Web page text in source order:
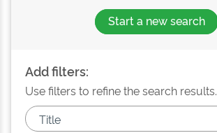
Start a new search
Add filters:
Use filters to refine the search results.